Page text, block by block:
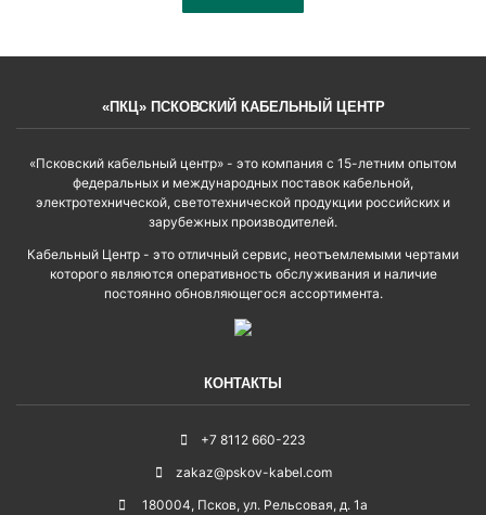
«ПКЦ» ПСКОВСКИЙ КАБЕЛЬНЫЙ ЦЕНТР
«Псковский кабельный центр» - это компания с 15-летним опытом
федеральных и международных поставок кабельной,
электротехнической, светотехнической продукции российских и
зарубежных производителей.
Кабельный Центр - это отличный сервис, неотъемлемыми чертами
которого являются оперативность обслуживания и наличие
постоянно обновляющегося ассортимента.
КОНТАКТЫ
+7 8112 660-223
zakaz@pskov-kabel.com
180004, Псков, ул. Рельсовая, д. 1а